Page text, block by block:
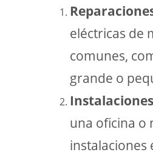
eléctricas de
comunes,
grande o
una oficina o
instalaciones